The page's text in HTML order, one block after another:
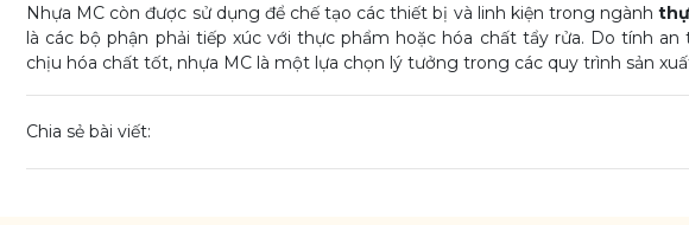
Nhựa MC còn được sử dụng để chế tạo các thiết bị và linh kiện trong ngành
là các bộ phận phải tiếp xúc với thực phẩm hoặc hóa chất tẩy rửa. Do tính
chịu hóa chất tốt, nhựa MC là một lựa chọn lý tưởng trong các quy trình sản
Chia sẻ bài viết: